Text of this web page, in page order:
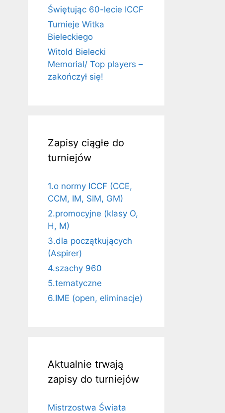
Świętując 60-lecie ICCF
Turnieje Witka
Bieleckiego
Witold Bielecki
Memorial/ Top players –
zakończył się!
Zapisy ciągłe do
turniejów
1.o normy ICCF (CCE,
CCM, IM, SIM, GM)
2.promocyjne (klasy O,
H, M)
3.dla początkujących
(Aspirer)
4.szachy 960
5.tematyczne
6.IME (open, eliminacje)
Aktualnie trwają
zapisy do turniejów
Mistrzostwa Świata